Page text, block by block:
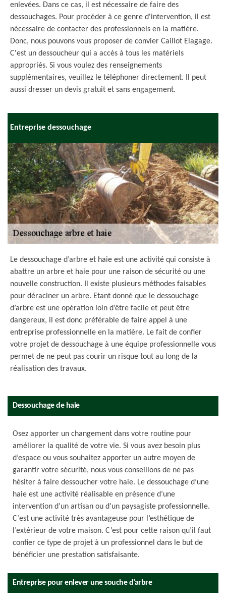
enlevées. Dans ce cas, il est nécessaire de faire des
dessouchages. Pour procéder à ce genre d'intervention, il est
nécessaire de contacter des professionnels en la matière.
Donc, nous pouvons vous proposer de convier Caillot Elagage.
C'est un dessoucheur qui a accès à tous les matériels
appropriés. Si vous voulez des renseignements
supplémentaires, veuillez le téléphoner directement. Il peut
aussi dresser un devis gratuit et sans engagement.
Entreprise dessouchage
Le dessouchage d’arbre et haie est une activité qui consiste à
abattre un arbre et haie pour une raison de sécurité ou une
nouvelle construction. Il existe plusieurs méthodes faisables
pour déraciner un arbre. Etant donné que le dessouchage
d’arbre est une opération loin d’être facile et peut être
dangereux, il est donc préférable de faire appel à une
entreprise professionnelle en la matière. Le fait de confier
votre projet de dessouchage à une équipe professionnelle vous
permet de ne peut pas courir un risque tout au long de la
réalisation des travaux.
Dessouchage de haie
Osez apporter un changement dans votre routine pour
améliorer la qualité de votre vie. Si vous avez besoin plus
d’espace ou vous souhaitez apporter un autre moyen de
garantir votre sécurité, nous vous conseillons de ne pas
hésiter à faire dessoucher votre haie. Le dessouchage d’une
haie est une activité réalisable en présence d’une
intervention d’un artisan ou d’un paysagiste professionnelle.
C’est une activité très avantageuse pour l’esthétique de
l’extérieur de votre maison. C’est pour cette raison qu’il faut
confier ce type de projet à un professionnel dans le but de
bénéficier une prestation satisfaisante.
Entreprise pour enlever une souche d’arbre